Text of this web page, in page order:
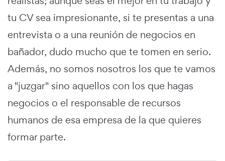
tu CV sea impresionante, si te presentas a una
entrevista o a una reunión de negocios en
bañador, dudo mucho que te tomen en serio.
Además, no somos nosotros los que te vamos
a "juzgar" sino aquellos con los que hagas
negocios o el responsable de recursos
humanos de esa empresa de la que quieres
formar parte.